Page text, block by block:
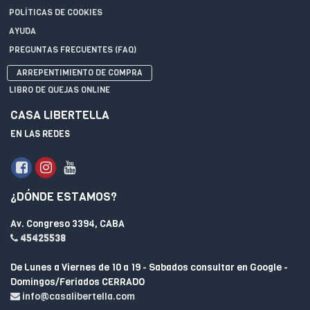
POLÍTICAS DE COOKIES
AYUDA
PREGUNTAS FRECUENTES (FAQ)
ARREPENTIMIENTO DE COMPRA
LIBRO DE QUEJAS ONLINE
CASA LIBERTELLA
EN LAS REDES
¿DÓNDE ESTAMOS?
Av. Congreso 3394, CABA
45425538
De Lunes a Viernes de 10 a 19 - Sabados consultar en Google -
Domingos/Feriados CERRADO
info@casalibertella.com